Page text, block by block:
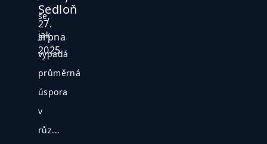
Sedloň
27.
srpna
2025
se,
jak
vypadá
průměrná
úspora
v
růz...